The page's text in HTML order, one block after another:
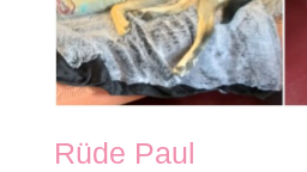
Rüde Paul